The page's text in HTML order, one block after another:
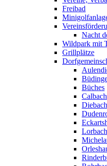
Freibad
Nacht
Wildpark mit
Grillplätze
Büches
Calbach
Lorbach